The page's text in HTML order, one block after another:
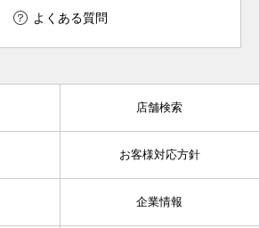
よくある質問
店舗検索
お客様対応方針
企業情報